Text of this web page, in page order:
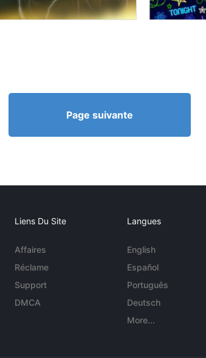
Page suivante
Liens Du Site
Affaires
Réclame
Support
DMCA
Langues
English
Español
Português
Deutsch
More...